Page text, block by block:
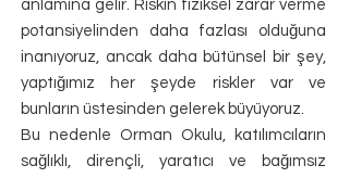
anlamına gelir. Riskin fiziksel zarar verme
potansiyelinden daha fazlası olduğuna
inanıyoruz, ancak daha bütünsel bir şey,
yaptığımız her şeyde riskler var ve
bunların üstesinden gelerek büyüyoruz.
Bu nedenle Orman Okulu, katılımcıların
sağlıklı, dirençli, yaratıcı ve bağımsız